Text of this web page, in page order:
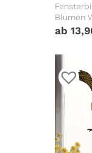
Blumen
ab